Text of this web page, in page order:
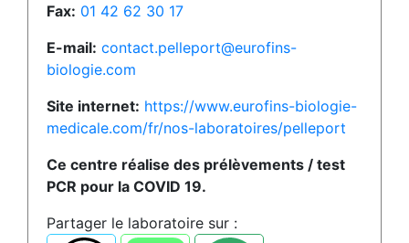
Fax: 01 42 62 30 17
E-mail: contact.pelleport@eurofins-
biologie.com
Site internet: https://www.eurofins-biologie-
medicale.com/fr/nos-laboratoires/pelleport
Ce centre réalise des prélèvements / test
PCR pour la COVID 19.
Partager le laboratoire sur :